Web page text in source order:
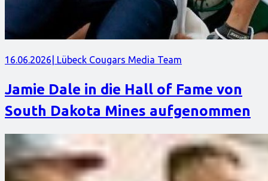
16.06.2026 | Lübeck Cougars Media Team
Jamie Dale in die Hall of Fame von
South Dakota Mines aufgenommen